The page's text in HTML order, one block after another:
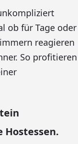
ob für Tage oder
reagieren
So profitieren